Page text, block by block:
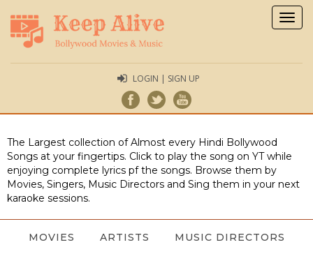
LOGIN | SIGN UP
The Largest collection of Almost every Hindi Bollywood
Songs at your fingertips. Click to play the song on YT while
enjoying complete lyrics pf the songs. Browse them by
Movies, Singers, Music Directors and Sing them in your next
karaoke sessions.
MOVIES ARTISTS MUSIC DIRECTORS